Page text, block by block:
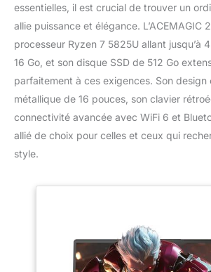
essentielles, il est crucial de trouver un
allie puissance et élégance. L’ACEMAGIC
processeur Ryzen 7 5825U allant jusqu’à
16 Go, et son disque SSD de 512 Go
parfaitement à ces exigences. Son design
métallique de 16 pouces, son clavier
connectivité avancée avec WiFi 6 et
allié de choix pour celles et ceux qui
style.